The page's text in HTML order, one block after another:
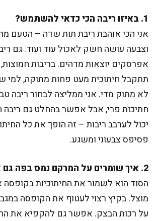
1. באיזו ריבה הכי כדאי להשתמש?
אני הכי אוהבת ריבת תות שדה – הטעם
וצבעה עושה חשק לאכול עוד ועוד. גם
אפרסקים יוצאות מדהים. בריבות
תתקבל חיתוכית מעט פחות מתוקה, למי
לא מתוק מדי. אני ממליצה לבחור ריבה
חתיכות פרי, אבל אפשר בהחלט גם
יכול לערבב ריבות – זה הופך את כל
פסיפס צבעוני ומשגע.
2. איך שומרים על המרקם נמס בפה גם אחרי יומיים?
הסוד הוא לשמור את החיתוכיות
מוצל. בקיץ רצוי לעטוף את הקופסה
על רכות הבצק. אפשר גם להקפיא את